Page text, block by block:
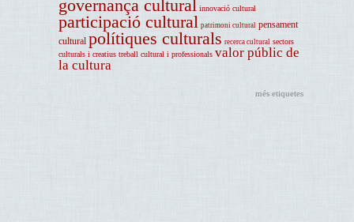
governança cultural innovació cultural
participació cultural patrimoni cultural pensament
cultural polítiques culturals recerca cultural sectors
culturals i creatius treball cultural i professionals valor públic de
la cultura
més etiquetes